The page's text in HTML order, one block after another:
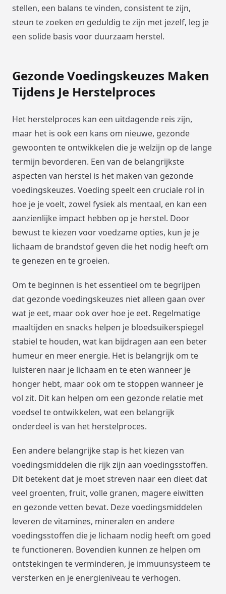
stellen, een balans te vinden, consistent te zijn,
steun te zoeken en geduldig te zijn met jezelf, leg je
een solide basis voor duurzaam herstel.
Gezonde Voedingskeuzes Maken
Tijdens Je Herstelproces
Het herstelproces kan een uitdagende reis zijn,
maar het is ook een kans om nieuwe, gezonde
gewoonten te ontwikkelen die je welzijn op de lange
termijn bevorderen. Een van de belangrijkste
aspecten van herstel is het maken van gezonde
voedingskeuzes. Voeding speelt een cruciale rol in
hoe je je voelt, zowel fysiek als mentaal, en kan een
aanzienlijke impact hebben op je herstel. Door
bewust te kiezen voor voedzame opties, kun je je
lichaam de brandstof geven die het nodig heeft om
te genezen en te groeien.
Om te beginnen is het essentieel om te begrijpen
dat gezonde voedingskeuzes niet alleen gaan over
wat je eet, maar ook over hoe je eet. Regelmatige
maaltijden en snacks helpen je bloedsuikerspiegel
stabiel te houden, wat kan bijdragen aan een beter
humeur en meer energie. Het is belangrijk om te
luisteren naar je lichaam en te eten wanneer je
honger hebt, maar ook om te stoppen wanneer je
vol zit. Dit kan helpen om een gezonde relatie met
voedsel te ontwikkelen, wat een belangrijk
onderdeel is van het herstelproces.
Een andere belangrijke stap is het kiezen van
voedingsmiddelen die rijk zijn aan voedingsstoffen.
Dit betekent dat je moet streven naar een dieet dat
veel groenten, fruit, volle granen, magere eiwitten
en gezonde vetten bevat. Deze voedingsmiddelen
leveren de vitamines, mineralen en andere
voedingsstoffen die je lichaam nodig heeft om goed
te functioneren. Bovendien kunnen ze helpen om
ontstekingen te verminderen, je immuunsysteem te
versterken en je energieniveau te verhogen.